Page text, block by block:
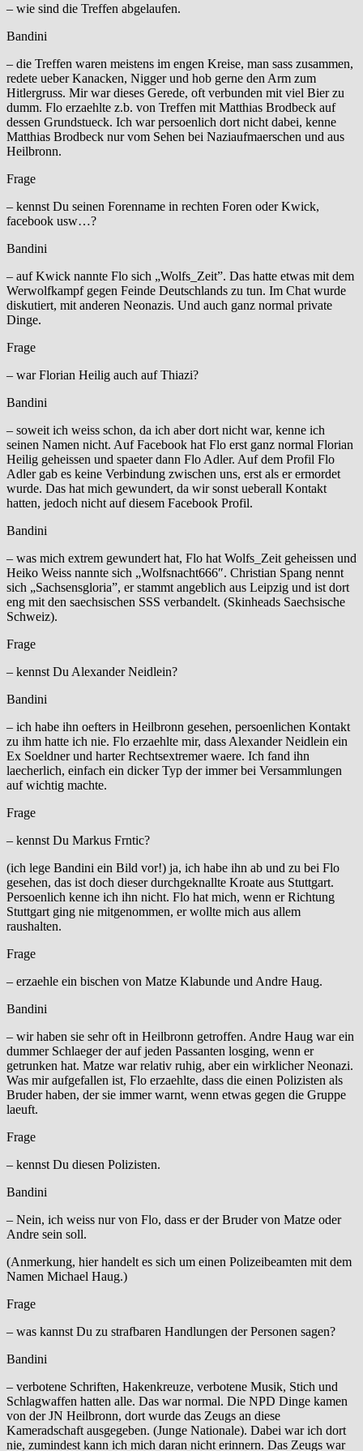
– wie sind die Treffen abgelaufen.
Bandini
– die Treffen waren meistens im engen Kreise, man sass zusammen,
redete ueber Kanacken, Nigger und hob gerne den Arm zum
Hitlergruss. Mir war dieses Gerede, oft verbunden mit viel Bier zu
dumm. Flo erzaehlte z.b. von Treffen mit Matthias Brodbeck auf
dessen Grundstueck. Ich war persoenlich dort nicht dabei, kenne
Matthias Brodbeck nur vom Sehen bei Naziaufmaerschen und aus
Heilbronn.
Frage
– kennst Du seinen Forenname in rechten Foren oder Kwick,
facebook usw…?
Bandini
– auf Kwick nannte Flo sich „Wolfs_Zeit”. Das hatte etwas mit dem
Werwolfkampf gegen Feinde Deutschlands zu tun. Im Chat wurde
diskutiert, mit anderen Neonazis. Und auch ganz normal private
Dinge.
Frage
– war Florian Heilig auch auf Thiazi?
Bandini
– soweit ich weiss schon, da ich aber dort nicht war, kenne ich
seinen Namen nicht. Auf Facebook hat Flo erst ganz normal Florian
Heilig geheissen und spaeter dann Flo Adler. Auf dem Profil Flo
Adler gab es keine Verbindung zwischen uns, erst als er ermordet
wurde. Das hat mich gewundert, da wir sonst ueberall Kontakt
hatten, jedoch nicht auf diesem Facebook Profil.
Bandini
– was mich extrem gewundert hat, Flo hat Wolfs_Zeit geheissen und
Heiko Weiss nannte sich „Wolfsnacht666″. Christian Spang nennt
sich „Sachsensgloria”, er stammt angeblich aus Leipzig und ist dort
eng mit den saechsischen SSS verbandelt. (Skinheads Saechsische
Schweiz).
Frage
– kennst Du Alexander Neidlein?
Bandini
– ich habe ihn oefters in Heilbronn gesehen, persoenlichen Kontakt
zu ihm hatte ich nie. Flo erzaehlte mir, dass Alexander Neidlein ein
Ex Soeldner und harter Rechtsextremer waere. Ich fand ihn
laecherlich, einfach ein dicker Typ der immer bei Versammlungen
auf wichtig machte.
Frage
– kennst Du Markus Frntic?
(ich lege Bandini ein Bild vor!) ja, ich habe ihn ab und zu bei Flo
gesehen, das ist doch dieser durchgeknallte Kroate aus Stuttgart.
Persoenlich kenne ich ihn nicht. Flo hat mich, wenn er Richtung
Stuttgart ging nie mitgenommen, er wollte mich aus allem
raushalten.
Frage
– erzaehle ein bischen von Matze Klabunde und Andre Haug.
Bandini
– wir haben sie sehr oft in Heilbronn getroffen. Andre Haug war ein
dummer Schlaeger der auf jeden Passanten losging, wenn er
getrunken hat. Matze war relativ ruhig, aber ein wirklicher Neonazi.
Was mir aufgefallen ist, Flo erzaehlte, dass die einen Polizisten als
Bruder haben, der sie immer warnt, wenn etwas gegen die Gruppe
laeuft.
Frage
– kennst Du diesen Polizisten.
Bandini
– Nein, ich weiss nur von Flo, dass er der Bruder von Matze oder
Andre sein soll.
(Anmerkung, hier handelt es sich um einen Polizeibeamten mit dem
Namen Michael Haug.)
Frage
– was kannst Du zu strafbaren Handlungen der Personen sagen?
Bandini
– verbotene Schriften, Hakenkreuze, verbotene Musik, Stich und
Schlagwaffen hatten alle. Das war normal. Die NPD Dinge kamen
von der JN Heilbronn, dort wurde das Zeugs an diese
Kameradschaft ausgegeben. (Junge Nationale). Dabei war ich dort
nie, zumindest kann ich mich daran nicht erinnern. Das Zeugs war